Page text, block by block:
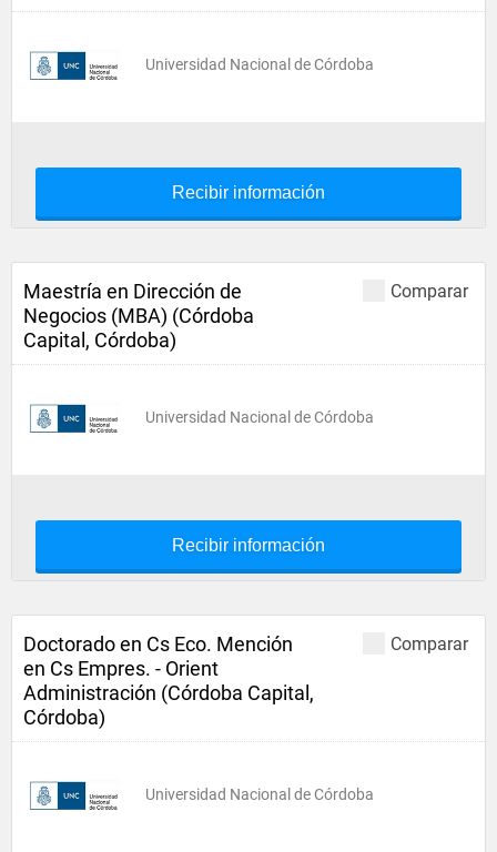
Universidad Nacional de Córdoba
Recibir información
Comparar
Maestría en Dirección de
Negocios (MBA) (Córdoba
Capital, Córdoba)
Universidad Nacional de Córdoba
Recibir información
Comparar
Doctorado en Cs Eco. Mención
en Cs Empres. - Orient
Administración (Córdoba Capital,
Córdoba)
Universidad Nacional de Córdoba